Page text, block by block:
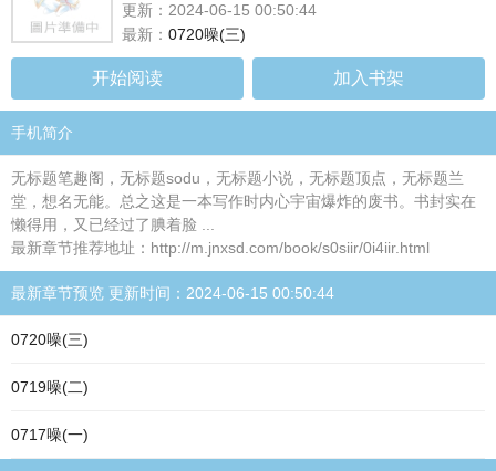
更新：2024-06-15 00:50:44
最新： 0720噪(三)
开始阅读 加入书架
手机简介
无标题笔趣阁，无标题sodu，无标题小说，无标题顶点，无标题兰
堂，想名无能。总之这是一本写作时内心宇宙爆炸的废书。书封实在
懒得用，又已经过了腆着脸 ...
最新章节推荐地址：http://m.jnxsd.com/book/s0siir/0i4iir.html
最新章节预览 更新时间：2024-06-15 00:50:44
0720噪(三)
0719噪(二)
0717噪(一)